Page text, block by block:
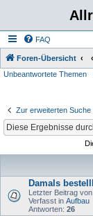
FAQ
Foren-Übersicht
Unbeantwortete Themen
Zur erweiterten Suche
Damals
Letzter Beitrag von
Verfasst in Aufbau
Antworten: 26